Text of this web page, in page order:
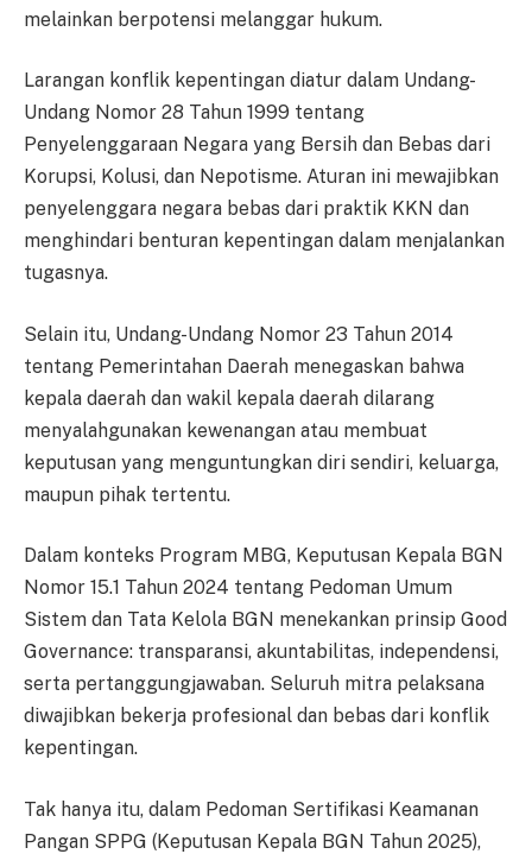
melainkan berpotensi melanggar hukum.
Larangan konflik kepentingan diatur dalam Undang-
Undang Nomor 28 Tahun 1999 tentang
Penyelenggaraan Negara yang Bersih dan Bebas dari
Korupsi, Kolusi, dan Nepotisme. Aturan ini mewajibkan
penyelenggara negara bebas dari praktik KKN dan
menghindari benturan kepentingan dalam menjalankan
tugasnya.
Selain itu, Undang-Undang Nomor 23 Tahun 2014
tentang Pemerintahan Daerah menegaskan bahwa
kepala daerah dan wakil kepala daerah dilarang
menyalahgunakan kewenangan atau membuat
keputusan yang menguntungkan diri sendiri, keluarga,
maupun pihak tertentu.
Dalam konteks Program MBG, Keputusan Kepala BGN
Nomor 15.1 Tahun 2024 tentang Pedoman Umum
Sistem dan Tata Kelola BGN menekankan prinsip Good
Governance: transparansi, akuntabilitas, independensi,
serta pertanggungjawaban. Seluruh mitra pelaksana
diwajibkan bekerja profesional dan bebas dari konflik
kepentingan.
Tak hanya itu, dalam Pedoman Sertifikasi Keamanan
Pangan SPPG (Keputusan Kepala BGN Tahun 2025),